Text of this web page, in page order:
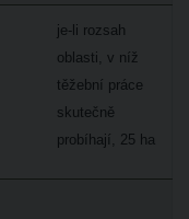
je-li rozsah
oblasti, v níž
těžební práce
skutečně
probíhají, 25 ha